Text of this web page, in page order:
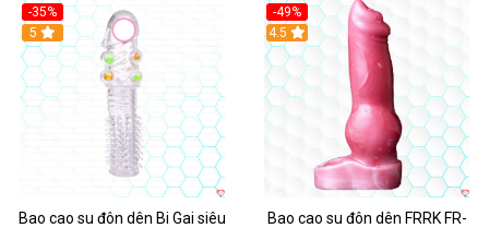
-35%
Hot
5
Bao cao su đôn dên Bi Gai siêu
-49%
4.5
Bao cao su đôn dên FRRK FR-